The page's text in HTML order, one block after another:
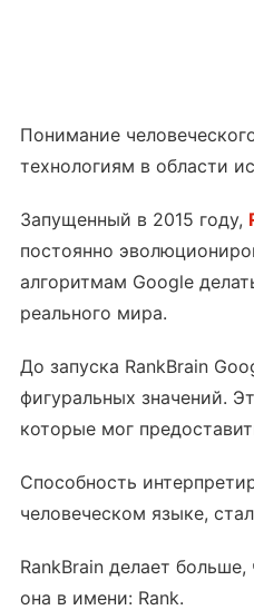
Понимание
технологиям в области
Запущенный в 2015 году,
постоянно
алгоритмам Google
реального мира.
До запуска RankBrain
фигуральных значений.
которые мог
Способность
человеческом языке,
RankBrain делает
она в имени: Rank.